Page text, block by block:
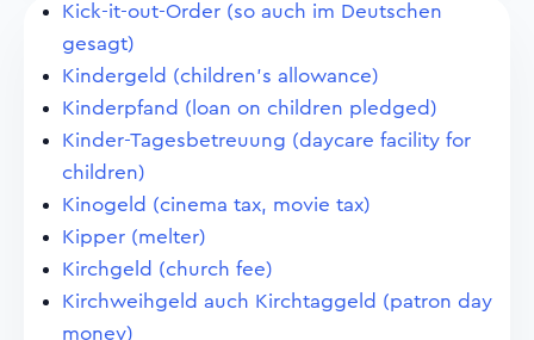
Kick-it-out-Order (so auch im Deutschen
gesagt)
Kindergeld (children's allowance)
Kinderpfand (loan on children pledged)
Kinder-Tagesbetreuung (daycare facility for
children)
Kinogeld (cinema tax, movie tax)
Kipper (melter)
Kirchgeld (church fee)
Kirchweihgeld auch Kirchtaggeld (patron day
money)